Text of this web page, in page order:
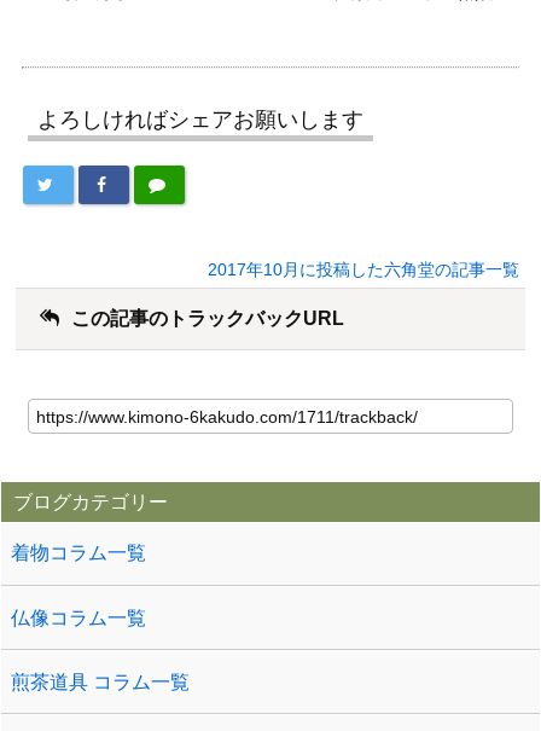
よろしければシェアお願いします
2017年10月に投稿した六角堂の記事一覧
この記事のトラックバックURL
ブログカテゴリー
着物コラム一覧
仏像コラム一覧
煎茶道具 コラム一覧